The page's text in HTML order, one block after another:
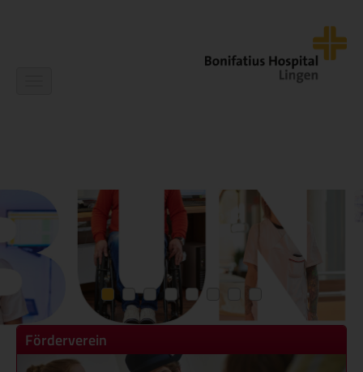
Förderverein